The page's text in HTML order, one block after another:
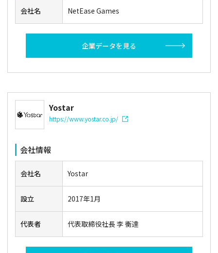
会社名 NetEase Games
企業データを見る
Yostar
https://www.yostar.co.jp/
会社情報
会社名 Yostar
設立 2017年1月
代表者 代表取締役社長 李 衡達